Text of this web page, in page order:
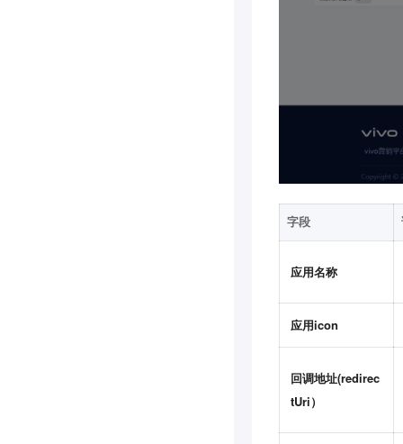
字段
应用名称
应用icon
回调地址(redirec
tUri）